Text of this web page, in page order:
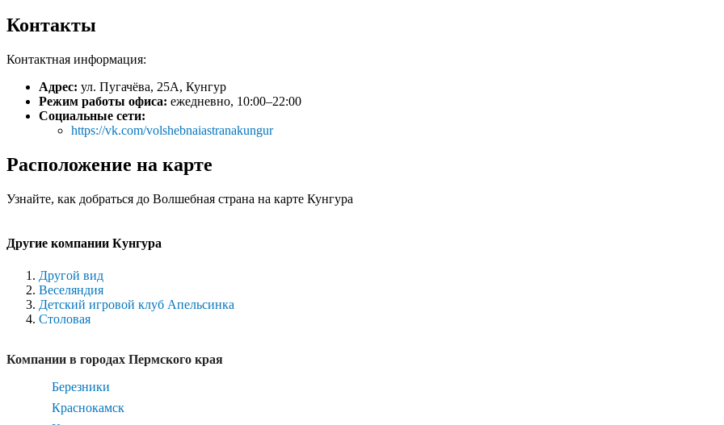
Контакты
Контактная информация:
Адрес: ул. Пугачёва, 25А, Кунгур
Режим работы офиса: ежедневно, 10:00–22:00
Социальные сети:
https://vk.com/volshebnaiastranakungur
Расположение на карте
Узнайте, как добраться до Волшебная страна на карте Кунгура
Другие компании Кунгура
Другой вид
Веселяндия
Детский игровой клуб Апельсинка
Столовая
Компании в городах Пермского края
Березники
Краснокамск